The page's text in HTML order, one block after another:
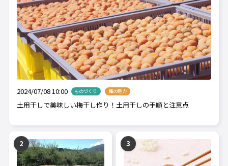
2024/07/08 10:00 ものづくり 梅の魅力
土用干しで美味しい梅干し作り！土用干しの手順と注意点